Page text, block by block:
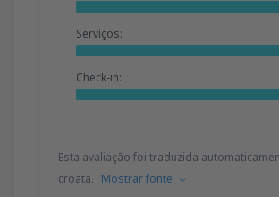
Serviços:
Check-in:
Esta avaliação foi traduzida
croata. Mostrar fonte